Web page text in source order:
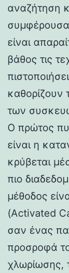
αναζήτηση
είναι
βάθος τις
καθορίζουν
των
Ο πρώτος
είναι η
κρύβεται
πιο
μέθοδος
(Activated
σαν ένας
προσροφά
χλωρίωσης,